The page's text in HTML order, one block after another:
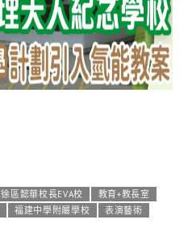
徐區懿華校長EVA校
教育+教長室
福建中學附屬學校
表演藝術